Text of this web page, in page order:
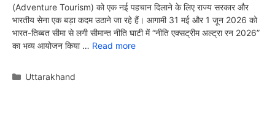
(Adventure Tourism) को एक नई पहचान दिलाने के लिए राज्य सरकार और
भारतीय सेना एक बड़ा कदम उठाने जा रहे हैं। आगामी 31 मई और 1 जून 2026 को
भारत-तिब्बत सीमा से लगी सीमान्त नीति घाटी में “नीति एक्सट्रीम अल्ट्रा रन 2026”
का भव्य आयोजन किया … Read more
Categories
Uttarakhand